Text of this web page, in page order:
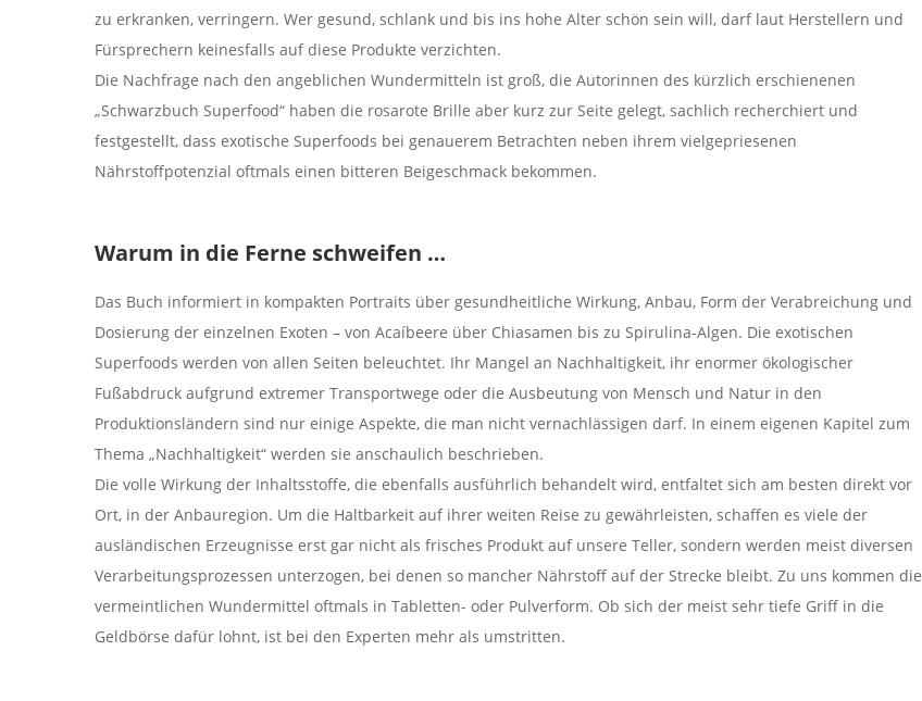
zu erkranken, verringern. Wer gesund, schlank und bis ins hohe Alter schön sein will, darf laut Herstellern und
Fürsprechern keinesfalls auf diese Produkte verzichten.
Die Nachfrage nach den angeblichen Wundermitteln ist groß, die Autorinnen des kürzlich erschienenen
„Schwarzbuch Superfood“ haben die rosarote Brille aber kurz zur Seite gelegt, sachlich recherchiert und
festgestellt, dass exotische Superfoods bei genauerem Betrachten neben ihrem vielgepriesenen
Nährstoffpotenzial oftmals einen bitteren Beigeschmack bekommen.
Warum in die Ferne schweifen …
Das Buch informiert in kompakten Portraits über gesundheitliche Wirkung, Anbau, Form der Verabreichung und
Dosierung der einzelnen Exoten – von Acaíbeere über Chiasamen bis zu Spirulina-Algen. Die exotischen
Superfoods werden von allen Seiten beleuchtet. Ihr Mangel an Nachhaltigkeit, ihr enormer ökologischer
Fußabdruck aufgrund extremer Transportwege oder die Ausbeutung von Mensch und Natur in den
Produktionsländern sind nur einige Aspekte, die man nicht vernachlässigen darf. In einem eigenen Kapitel zum
Thema „Nachhaltigkeit“ werden sie anschaulich beschrieben.
Die volle Wirkung der Inhaltsstoffe, die ebenfalls ausführlich behandelt wird, entfaltet sich am besten direkt vor
Ort, in der Anbauregion. Um die Haltbarkeit auf ihrer weiten Reise zu gewährleisten, schaffen es viele der
ausländischen Erzeugnisse erst gar nicht als frisches Produkt auf unsere Teller, sondern werden meist diversen
Verarbeitungsprozessen unterzogen, bei denen so mancher Nährstoff auf der Strecke bleibt. Zu uns kommen die
vermeintlichen Wundermittel oftmals in Tabletten- oder Pulverform. Ob sich der meist sehr tiefe Griff in die
Geldbörse dafür lohnt, ist bei den Experten mehr als umstritten.